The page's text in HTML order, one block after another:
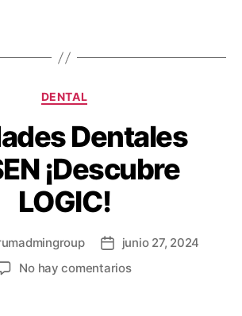
DENTAL
Dentales
¡Descubre
LOGIC!
junio 27, 2024
No hay comentarios